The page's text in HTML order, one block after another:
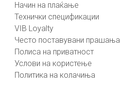
Начин на плаќање
Технички спецификации
VIB Loyalty
Често поставувани прашања
Полиса на приватност
Услови на користење
Политика на колачиња